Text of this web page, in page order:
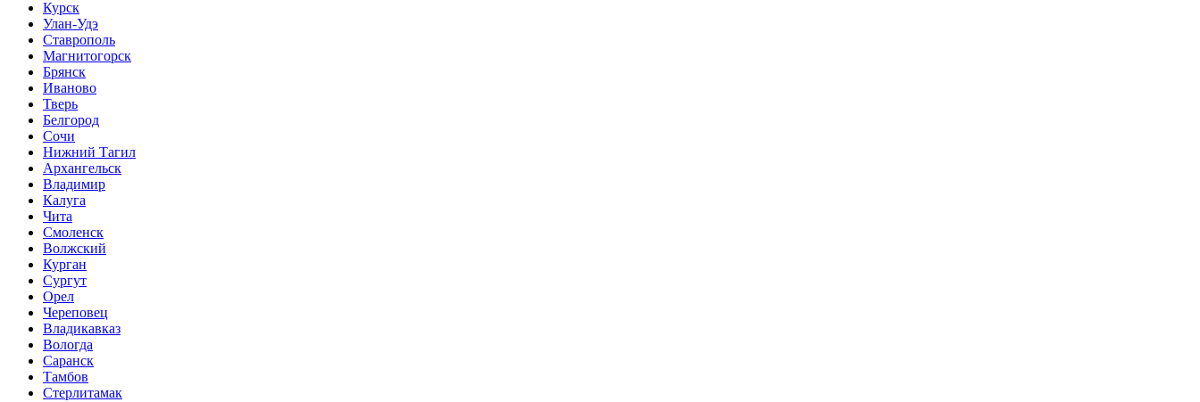
Курск
Улан-Удэ
Ставрополь
Магнитогорск
Брянск
Иваново
Тверь
Белгород
Сочи
Нижний Тагил
Архангельск
Владимир
Калуга
Чита
Смоленск
Волжский
Курган
Сургут
Орел
Череповец
Владикавказ
Вологда
Саранск
Тамбов
Стерлитамак